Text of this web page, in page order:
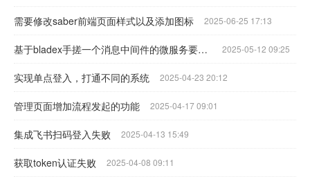
需要修改saber前端页面样式以及添加图标 2025-06-25 17:13
基于bladex手搓一个消息中间件的微服务要怎么做？使用rabbitmq，有没有可以参考的 2025-05-12 09:25
实现单点登入，打通不同的系统 2025-04-23 20:12
管理页面增加流程发起的功能 2025-04-17 09:01
集成飞书扫码登入失败 2025-04-13 15:49
获取token认证失败 2025-04-08 09:11